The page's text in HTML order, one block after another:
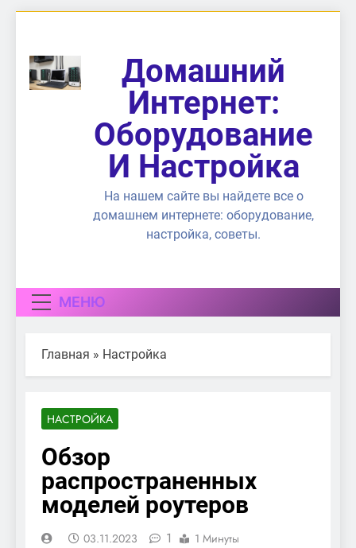
содержимому
Домашний
Интернет:
Оборудование
И Настройка
На нашем сайте вы найдете все о
домашнем интернете: оборудование,
настройка, советы.
МЕНЮ
Главная » Настройка
НАСТРОЙКА
Обзор
распространенных
моделей роутеров
03.11.2023 1 1 Минуты